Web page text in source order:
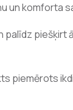
un komforta
palīdz piešķirt
piemērots